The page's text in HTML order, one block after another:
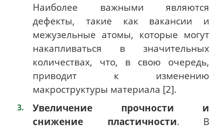
Наиболее важными являются
дефекты, такие как вакансии и
межузельные атомы, которые могут
накапливаться в значительных
количествах, что, в свою очередь,
приводит к изменению
макроструктуры материала [2].
Увеличение прочности и
снижение пластичности. В